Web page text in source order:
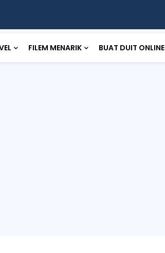
FILEM MENARIK BUAT DUIT ONLINE